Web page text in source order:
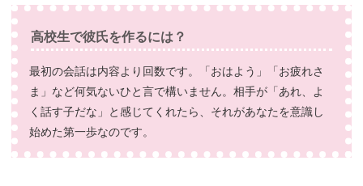
高校生で彼氏を作るには？
最初の会話は内容より回数です。「おはよう」「お疲れさ
ま」など何気ないひと言で構いません。相手が「あれ、よ
く話す子だな」と感じてくれたら、それがあなたを意識し
始めた第一歩なのです。